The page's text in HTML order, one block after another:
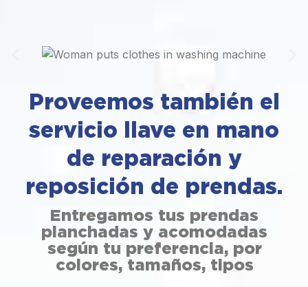
Proveemos también el
servicio llave en mano
de reparación y
reposición de prendas.
Entregamos tus prendas
planchadas y acomodadas
según tu preferencia, por
colores, tamaños, tipos